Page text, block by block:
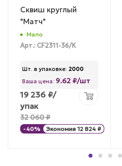
Сквиш круглый
"Матч"
Мало
Арт.: CF2311-36/К
Шт. в упаковке: 2000
Ваша цена: 9.62 ₽/шт
19 236 ₽/
упак
32 060₽
-40% Экономия 12 824 ₽